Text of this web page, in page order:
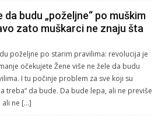
da budu „poželjne“ po muškim
zato muškarci ne znaju šta
poželjne po starim pravilima: revolucija je
očekujete Žene više ne žele da budu
I tu počinje problem za sve koji su
treba“ da bude. Da bude lepa, ali ne previše
ali ne […]